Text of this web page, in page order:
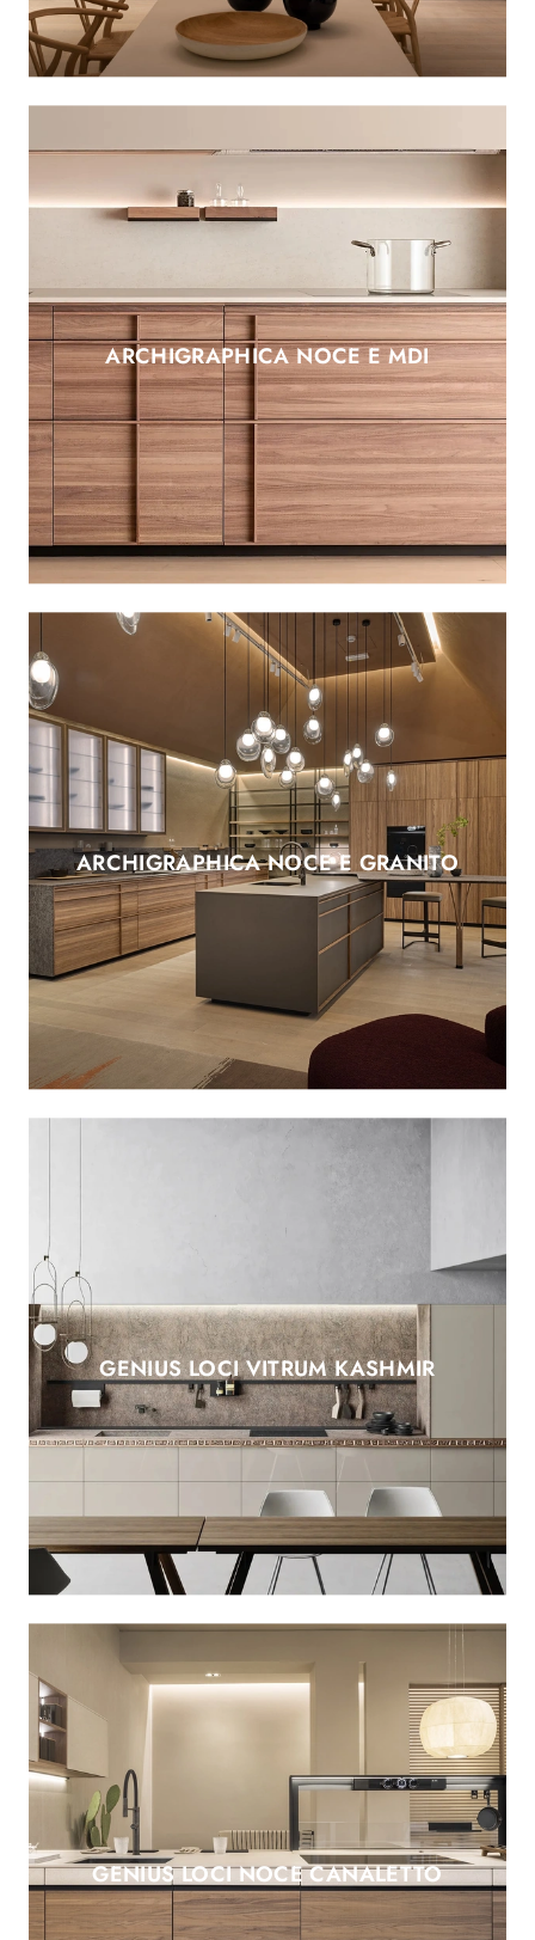
ARCHIGRAPHICA NOCE E MDI
ARCHIGRAPHICA NOCE E GRANITO
GENIUS LOCI VITRUM KASHMIR
GENIUS LOCI NOCE CANALETTO